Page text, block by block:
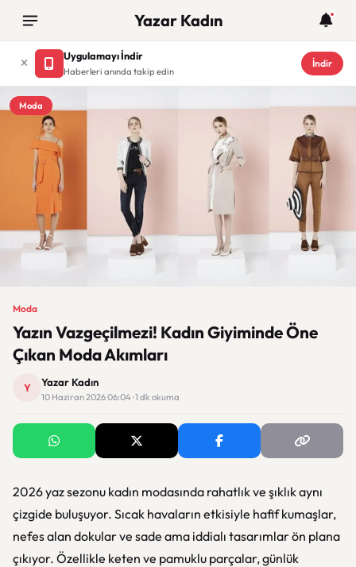
Yazar Kadın
Uygulamayı İndir
Haberleri anında takip edin
İndir
Moda
Moda
Yazın Vazgeçilmezi! Kadın Giyiminde Öne
Çıkan Moda Akımları
Y Yazar Kadın
10 Haziran 2026 06:04 · 1 dk okuma
2026 yaz sezonu kadın modasında rahatlık ve şıklık aynı
çizgide buluşuyor. Sıcak havaların etkisiyle hafif kumaşlar,
nefes alan dokular ve sade ama iddialı tasarımlar ön plana
çıkıyor. Özellikle keten ve pamuklu parçalar, günlük